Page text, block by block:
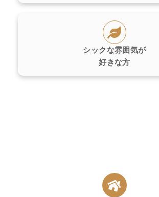
シックな雰囲気が
好きな方